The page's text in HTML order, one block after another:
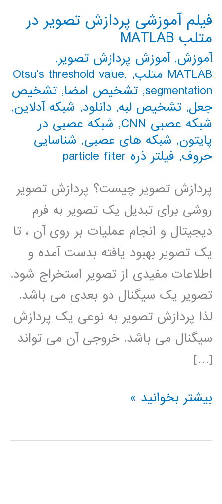
فیلم آموزشی پردازش تصویر در
متلب MATLAB
آموزش,آموزش پردازش تصویر,
MATLAB متلب
,
Otsu’s threshold value,
segmentation
, تشخیص امضا, تشخیص
جعل, تشخیص لبه, دانلود, شبکه آدلاین,
شبکه عصبی CNN
, شبکه عصبی در
پایتون, شبکه های عصبی, شناسایی
حروف, فیلتر ذره particle filter
پردازش تصویر چیست؟ پردازش تصویر
روشی برای تبدیل یک تصویر به فرم
دیجیتال و انجام عملیات بر روی آن ، تا
یک تصویر بهبود یافته بدست آمده و
اطلاعات مفیدی از تصویر استخراج شود.
تصویر یک سیگنال دو بعدی می باشد.
لذا پردازش تصویر به نوعی یک پردازش
سیگنال می باشد. خروجی آن می تواند
[…]
فیلم
پردازش
بیشتر بخوانید »